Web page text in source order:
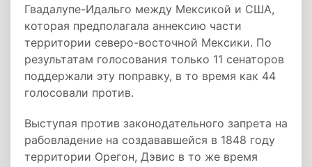
Гвадалупе-Идальго между Мексикой и США,
которая предполагала аннексию части
территории северо-восточной Мексики. По
результатам голосования только 11 сенаторов
поддержали эту поправку, в то время как 44
голосовали против.
Выступая против законодательного запрета на
рабовладение на создававшейся в 1848 году
территории Орегон, Дэвис в то же время